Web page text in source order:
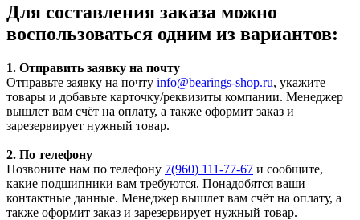
Для составления заказа можно
воспользоваться одним из вариантов:
1. Отправить заявку на почту
Отправьте заявку на почту info@bearings-shop.ru, укажите
товары и добавьте карточку/реквизиты компании. Менеджер
вышлет вам счёт на оплату, а также оформит заказ и
зарезервирует нужный товар.
2. По телефону
Позвоните нам по телефону 7(960) 111-77-67 и сообщите,
какие подшипники вам требуются. Понадобятся ваши
контактные данные. Менеджер вышлет вам счёт на оплату, а
также оформит заказ и зарезервирует нужный товар.